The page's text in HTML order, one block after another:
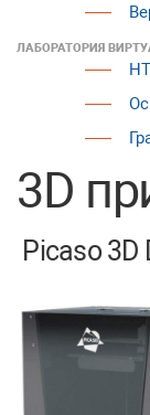
ЛАБОРАТОРИЯ
3D
Picaso 3D